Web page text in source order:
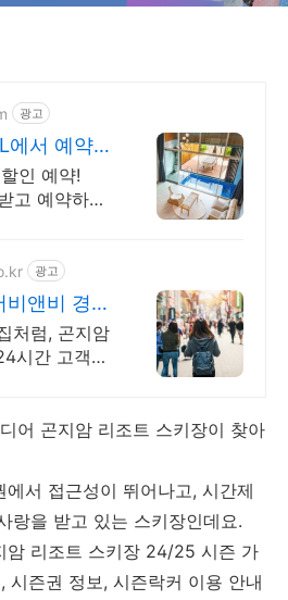
광고
에서 예약
인!
인 예약!
고 예약하세
광고
앤비 경기
처럼, 곤지암
시간 고객지
어 곤지암 리조트 스키장이 찾아
서 접근성이 뛰어나고, 시간제
랑을 받고 있는 스키장인데요.
암 리조트 스키장 24/25 시즌 가
시즌권 정보, 시즌락커 이용 안내